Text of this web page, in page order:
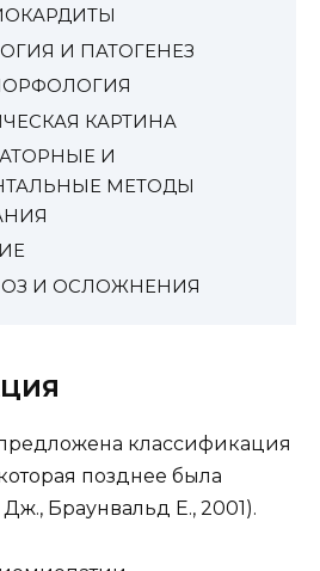
И ПАТОГЕНЕЗ
КАРТИНА
И
МЕТОДЫ
И ОСЛОЖНЕНИЯ
классификация
позднее была
Браунвальд Е., 2001).